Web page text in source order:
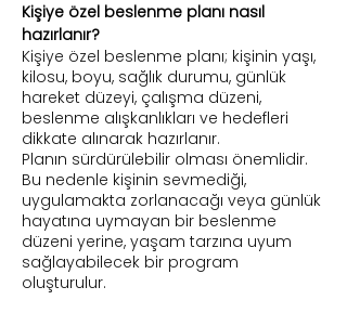
Kişiye özel beslenme planı nasıl
hazırlanır?
Kişiye özel beslenme planı; kişinin yaşı,
kilosu, boyu, sağlık durumu, günlük
hareket düzeyi, çalışma düzeni,
beslenme alışkanlıkları ve hedefleri
dikkate alınarak hazırlanır.
Planın sürdürülebilir olması önemlidir.
Bu nedenle kişinin sevmediği,
uygulamakta zorlanacağı veya günlük
hayatına uymayan bir beslenme
düzeni yerine, yaşam tarzına uyum
sağlayabilecek bir program
oluşturulur.